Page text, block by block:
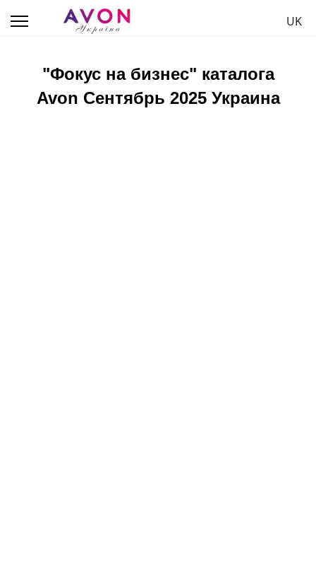
UK
"Фокус на бизнес" каталога
Avon Сентябрь 2025 Украина